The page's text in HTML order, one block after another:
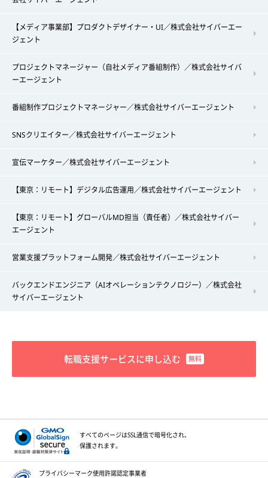
【メディア事業部】プロダクトデザイナー・UI／株式会社サイバーエー
ジェント
プロジェクトマネージャー（自社メディア番組制作）／株式会社サイバ
ーエージェント
番組制作プロジェクトマネージャー／株式会社サイバーエージェント
SNSクリエイター／株式会社サイバーエージェント
宣伝マーケター／株式会社サイバーエージェント
【東京：リモート】デジタル広告運用／株式会社サイバーエージェント
【東京：リモート】グローバルMD担当（責任者）／株式会社サイバー
エージェント
営業支援プラットフォーム開発／株式会社サイバーエージェント
バックエンドエンジニア（AIオペレーションテクノロジー）／株式会社
サイバーエージェント
転職支援サービスに申し込む
すべてのページはSSL通信で暗号化され、
保護されます。
プライバシーマーク使用許諾認定事業者